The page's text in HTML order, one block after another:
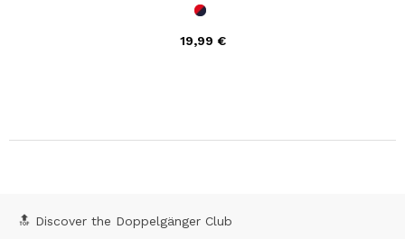
19,99 €
🔝 Discover the Doppelgänger Club